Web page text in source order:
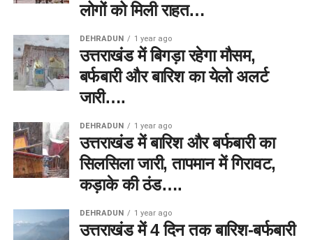
लोगों को मिली राहत…
DEHRADUN 1 year ago
उत्तराखंड में बिगड़ा रहेगा मौसम,
बर्फबारी और बारिश का येलो अलर्ट
जारी….
DEHRADUN 1 year ago
उत्तराखंड में बारिश और बर्फबारी का
सिलसिला जारी, तापमान में गिरावट,
कड़ाके की ठंड….
DEHRADUN 1 year ago
उत्तराखंड में 4 दिन तक बारिश-बर्फबारी